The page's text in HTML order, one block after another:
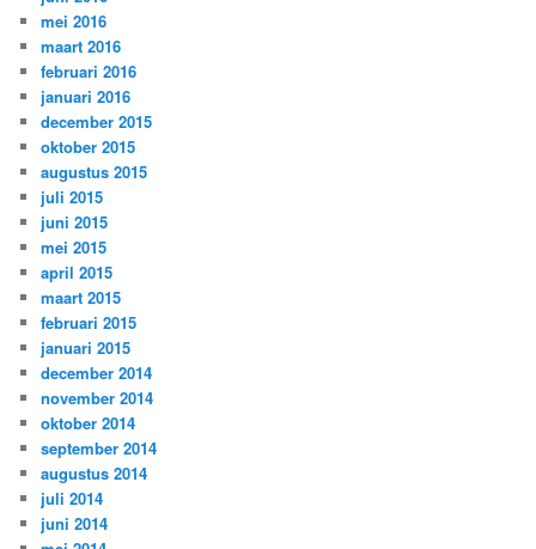
mei 2016
maart 2016
februari 2016
januari 2016
december 2015
oktober 2015
augustus 2015
juli 2015
juni 2015
mei 2015
april 2015
maart 2015
februari 2015
januari 2015
december 2014
november 2014
oktober 2014
september 2014
augustus 2014
juli 2014
juni 2014